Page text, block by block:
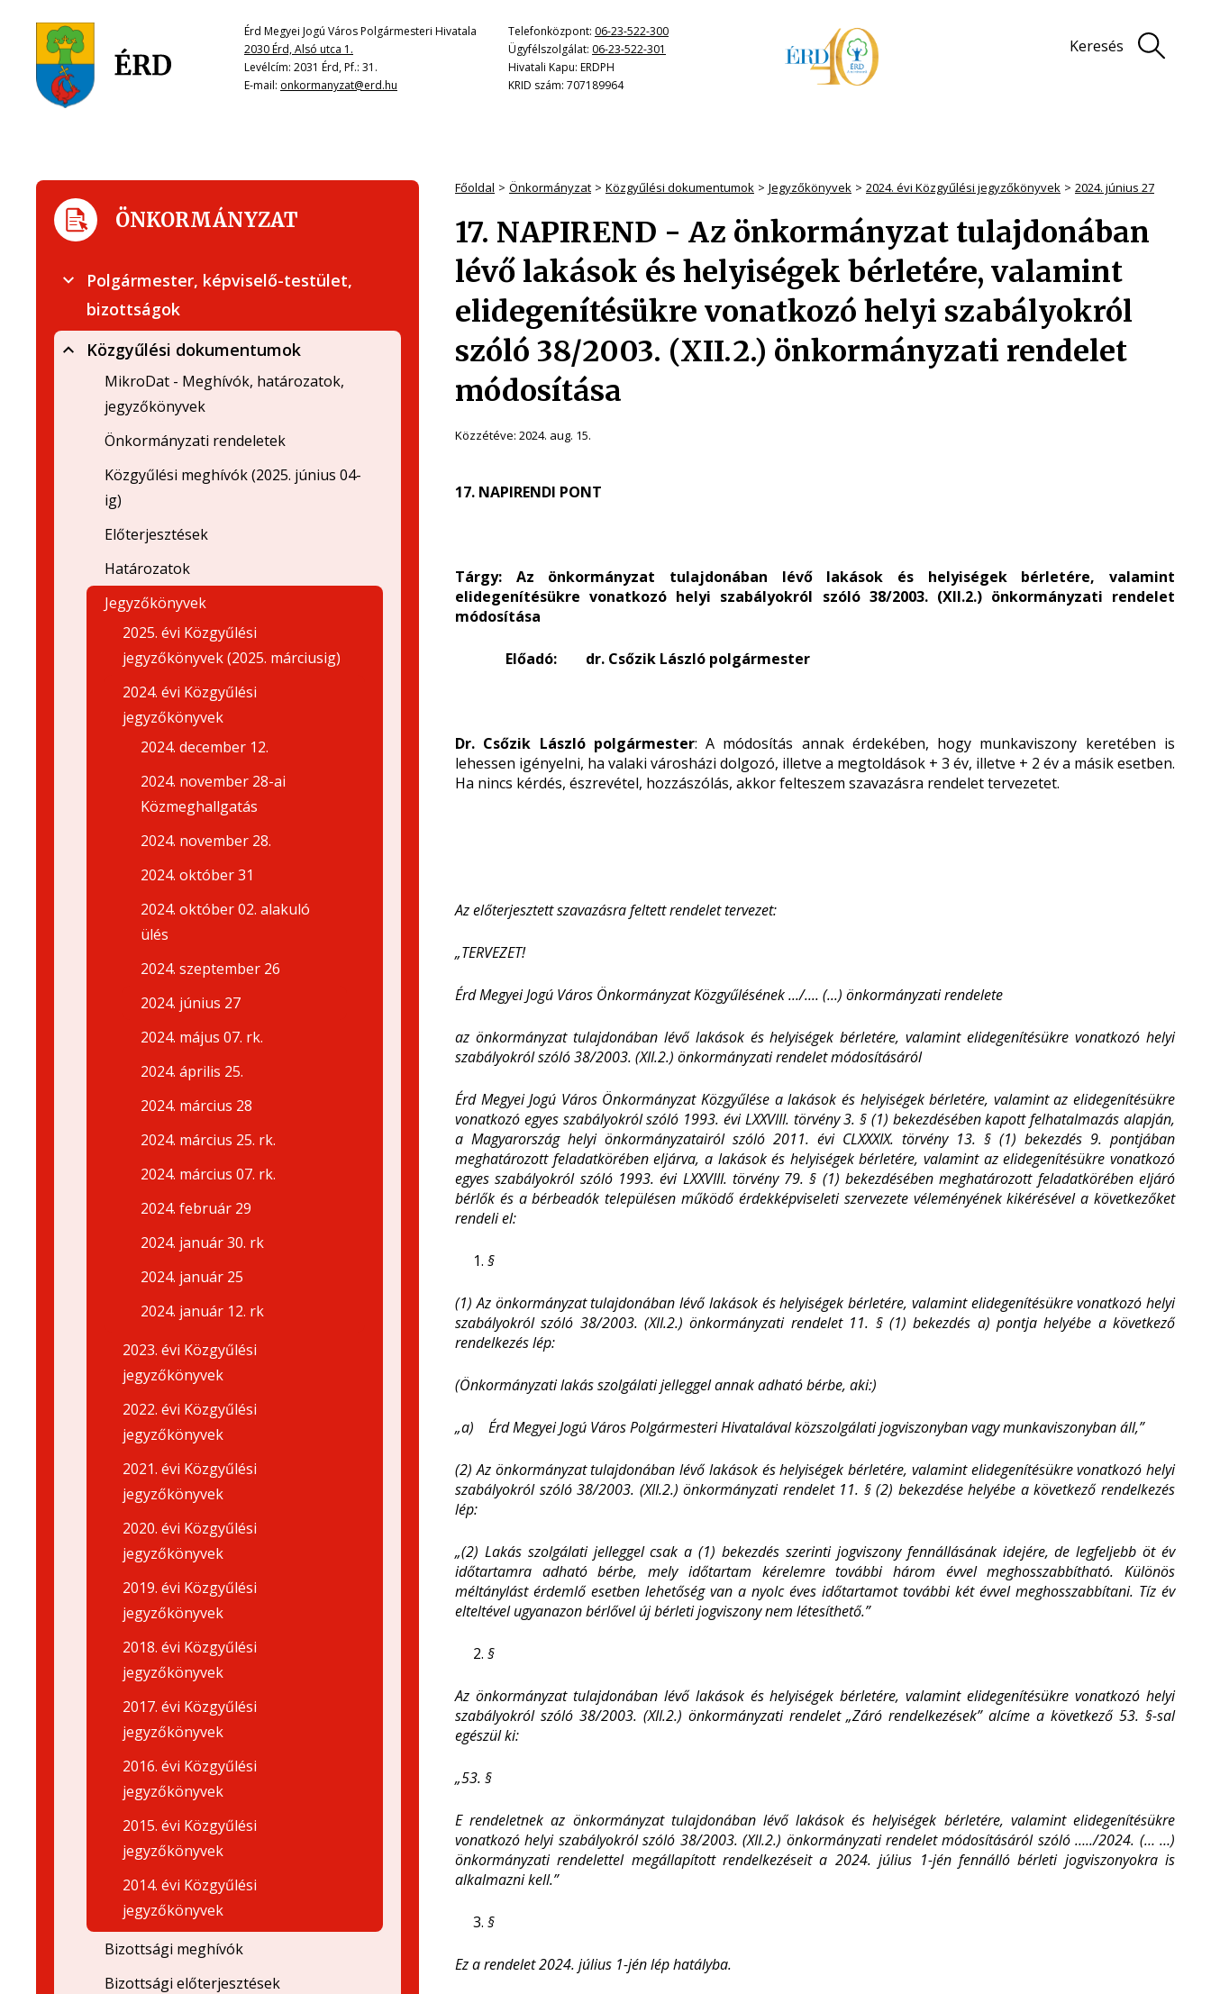
Érd Megyei Jogú Város Polgármesteri Hivatala
2030 Érd, Alsó utca 1.
Levélcím: 2031 Érd, Pf.: 31.
E-mail: onkormanyzat@erd.hu
Telefonközpont: 06-23-522-300
Ügyfélszolgálat: 06-23-522-301
Hivatali Kapu: ERDPH
KRID szám: 707189964
Keresés
Főoldal Önkormányzat Közgyűlési dokumentumok Jegyzőkönyvek 2024. évi Közgyűlési jegyzőkönyvek 2024. június 27
17. NAPIREND - Az önkormányzat tulajdonában
lévő lakások és helyiségek bérletére, valamint
elidegenítésükre vonatkozó helyi szabályokról
szóló 38/2003. (XII.2.) önkormányzati rendelet
módosítása
Közzétéve: 2024. aug. 15.
17. NAPIRENDI PONT
Tárgy: Az önkormányzat tulajdonában lévő lakások és helyiségek bérletére, valamint
elidegenítésükre vonatkozó helyi szabályokról szóló 38/2003. (XII.2.) önkormányzati rendelet
módosítása
Előadó: dr. Csőzik László polgármester
Dr. Csőzik László polgármester: A módosítás annak érdekében, hogy munkaviszony keretében is
lehessen igényelni, ha valaki városházi dolgozó, illetve a megtoldások + 3 év, illetve + 2 év a másik esetben.
Ha nincs kérdés, észrevétel, hozzászólás, akkor felteszem szavazásra rendelet tervezetet.
Az előterjesztett szavazásra feltett rendelet tervezet:
„TERVEZET!
Érd Megyei Jogú Város Önkormányzat Közgyűlésének .../.... (...) önkormányzati rendelete
az önkormányzat tulajdonában lévő lakások és helyiségek bérletére, valamint elidegenítésükre vonatkozó helyi
szabályokról szóló 38/2003. (XII.2.) önkormányzati rendelet módosításáról
Érd Megyei Jogú Város Önkormányzat Közgyűlése a lakások és helyiségek bérletére, valamint az elidegenítésükre
vonatkozó egyes szabályokról szóló 1993. évi LXXVIII. törvény 3. § (1) bekezdésében kapott felhatalmazás alapján,
a Magyarország helyi önkormányzatairól szóló 2011. évi CLXXXIX. törvény 13. § (1) bekezdés 9. pontjában
meghatározott feladatkörében eljárva, a lakások és helyiségek bérletére, valamint az elidegenítésükre vonatkozó
egyes szabályokról szóló 1993. évi LXXVIII. törvény 79. § (1) bekezdésében meghatározott feladatkörében eljáró
bérlők és a bérbeadók településen működő érdekképviseleti szervezete véleményének kikérésével a következőket
rendeli el:
§
(1) Az önkormányzat tulajdonában lévő lakások és helyiségek bérletére, valamint elidegenítésükre vonatkozó helyi
szabályokról szóló 38/2003. (XII.2.) önkormányzati rendelet 11. § (1) bekezdés a) pontja helyébe a következő
rendelkezés lép:
(Önkormányzati lakás szolgálati jelleggel annak adható bérbe, aki:)
„a) Érd Megyei Jogú Város Polgármesteri Hivatalával közszolgálati jogviszonyban vagy munkaviszonyban áll,”
(2) Az önkormányzat tulajdonában lévő lakások és helyiségek bérletére, valamint elidegenítésükre vonatkozó helyi
szabályokról szóló 38/2003. (XII.2.) önkormányzati rendelet 11. § (2) bekezdése helyébe a következő rendelkezés
lép:
„(2) Lakás szolgálati jelleggel csak a (1) bekezdés szerinti jogviszony fennállásának idejére, de legfeljebb öt év
időtartamra adható bérbe, mely időtartam kérelemre további három évvel meghosszabbítható. Különös
méltánylást érdemlő esetben lehetőség van a nyolc éves időtartamot további két évvel meghosszabbítani. Tíz év
elteltével ugyanazon bérlővel új bérleti jogviszony nem létesíthető.”
§
Az önkormányzat tulajdonában lévő lakások és helyiségek bérletére, valamint elidegenítésükre vonatkozó helyi
szabályokról szóló 38/2003. (XII.2.) önkormányzati rendelet „Záró rendelkezések” alcíme a következő 53. §-sal
egészül ki:
„53. §
E rendeletnek az önkormányzat tulajdonában lévő lakások és helyiségek bérletére, valamint elidegenítésükre
vonatkozó helyi szabályokról szóló 38/2003. (XII.2.) önkormányzati rendelet módosításáról szóló …../2024. (… …)
önkormányzati rendelettel megállapított rendelkezéseit a 2024. július 1-jén fennálló bérleti jogviszonyokra is
alkalmazni kell.”
§
Ez a rendelet 2024. július 1-jén lép hatályba.
ÖNKORMÁNYZAT
Polgármester, képviselő-testület,
bizottságok
Közgyűlési dokumentumok
MikroDat - Meghívók, határozatok,
jegyzőkönyvek
Önkormányzati rendeletek
Közgyűlési meghívók (2025. június 04-
ig)
Előterjesztések
Határozatok
Jegyzőkönyvek
2025. évi Közgyűlési
jegyzőkönyvek (2025. márciusig)
2024. évi Közgyűlési
jegyzőkönyvek
2024. december 12.
2024. november 28-ai
Közmeghallgatás
2024. november 28.
2024. október 31
2024. október 02. alakuló
ülés
2024. szeptember 26
2024. június 27
2024. május 07. rk.
2024. április 25.
2024. március 28
2024. március 25. rk.
2024. március 07. rk.
2024. február 29
2024. január 30. rk
2024. január 25
2024. január 12. rk
2023. évi Közgyűlési
jegyzőkönyvek
2022. évi Közgyűlési
jegyzőkönyvek
2021. évi Közgyűlési
jegyzőkönyvek
2020. évi Közgyűlési
jegyzőkönyvek
2019. évi Közgyűlési
jegyzőkönyvek
2018. évi Közgyűlési
jegyzőkönyvek
2017. évi Közgyűlési
jegyzőkönyvek
2016. évi Közgyűlési
jegyzőkönyvek
2015. évi Közgyűlési
jegyzőkönyvek
2014. évi Közgyűlési
jegyzőkönyvek
Bizottsági meghívók
Bizottsági előterjesztések